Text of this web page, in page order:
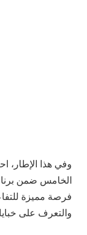
وفي هذا الإطار،
الخامس ضمن
فرصة مميزة
والتعرف على